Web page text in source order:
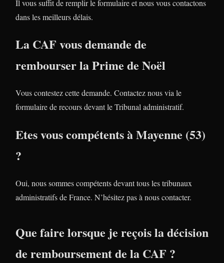
Il vous suffit de remplir le formulaire et nous vous contactons
dans les meilleurs délais.
La CAF vous demande de
rembourser la Prime de Noël
Vous contestez cette demande. Contactez nous via le
formulaire de recours devant le Tribunal administratif.
Etes vous compétents à Mayenne (53)
?
Oui, nous sommes compétents devant tous les tribunaux
administratifs de France. N’hésitez pas à nous contacter.
Que faire lorsque je reçois la décision
de remboursement de la CAF ?